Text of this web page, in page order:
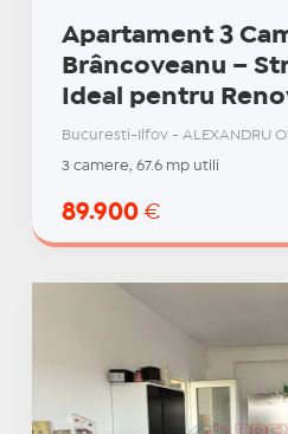
Apartament 3
Brâncoveanu –
Ideal pentru
Bucuresti-Ilfov - ALEXANDRU
3 camere, 67.6 mp utili
89.900 €